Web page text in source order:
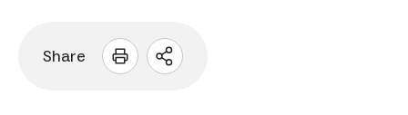
Share
Sharing